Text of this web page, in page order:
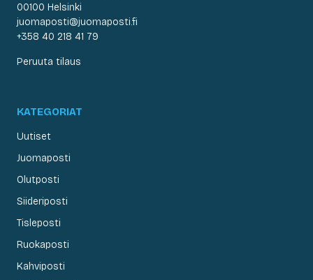
00100 Helsinki
juomaposti@juomaposti.fi
+358 40 218 41 79
Peruuta tilaus
KATEGORIAT
Uutiset
Juomaposti
Olutposti
Siideriposti
Tisleposti
Ruokaposti
Kahviposti